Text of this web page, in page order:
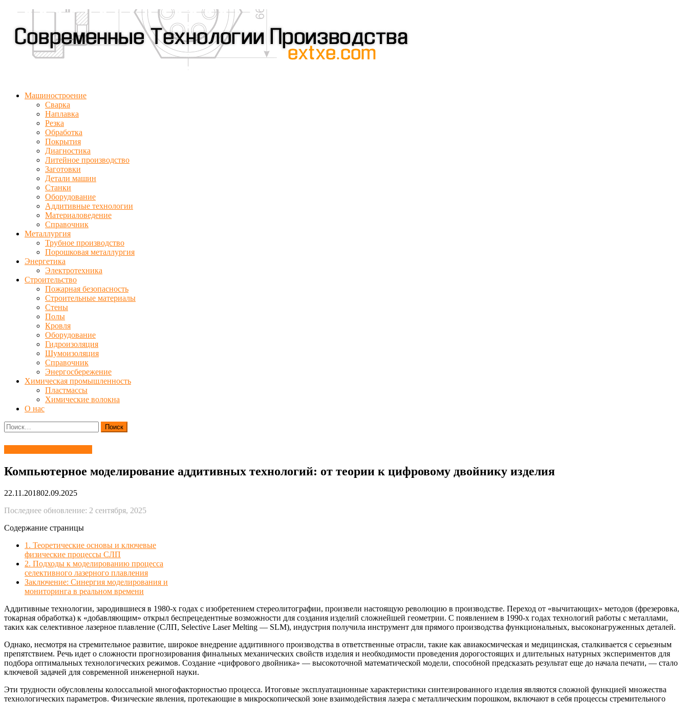
Машиностроение
Сварка
Наплавка
Резка
Обработка
Покрытия
Диагностика
Литейное производство
Заготовки
Детали машин
Станки
Оборудование
Аддитивные технологии
Материаловедение
Справочник
Металлургия
Трубное производство
Порошковая металлургия
Энергетика
Электротехника
Строительство
Пожарная безопасность
Строительные материалы
Стены
Полы
Кровля
Оборудование
Гидроизоляция
Шумоизоляция
Справочник
Энергосбережение
Химическая промышленность
Пластмассы
Химические волокна
О нас
Найти:
Компьютерное моделирование аддитивных технологий: от теории к цифровому двойнику изделия
22.11.201802.09.2025
Последнее обновление: 2 сентября, 2025
Содержание страницы
1. Теоретические основы и ключевые
физические процессы СЛП
2. Подходы к моделированию процесса
селективного лазерного плавления
Заключение: Синергия моделирования и
мониторинга в реальном времени
Аддитивные технологии, зародившиеся в 1980-х годах с изобретением стереолитографии, произвели настоящую революцию в производстве. Переход от «вычитающих» методов (фрезеровка,
токарная обработка) к «добавляющим» открыл беспрецедентные возможности для создания изделий сложнейшей геометрии. С появлением в 1990-х годах технологий работы с металлами,
таких как селективное лазерное плавление (СЛП, Selective Laser Melting — SLM), индустрия получила инструмент для прямого производства функциональных, высоконагруженных деталей.
Однако, несмотря на стремительное развитие, широкое внедрение аддитивного производства в ответственные отрасли, такие как авиакосмическая и медицинская, сталкивается с серьезным
препятствием. Речь идет о сложности прогнозирования финальных механических свойств изделия и необходимости проведения дорогостоящих и длительных натурных экспериментов для
подбора оптимальных технологических режимов. Создание «цифрового двойника» — высокоточной математической модели, способной предсказать результат еще до начала печати, — стало
ключевой задачей для современной инженерной науки.
Эти трудности обусловлены колоссальной многофакторностью процесса. Итоговые эксплуатационные характеристики синтезированного изделия являются сложной функцией множества
технологических параметров. Физические явления, протекающие в микроскопической зоне взаимодействия лазера с металлическим порошком, включают в себя процессы стремительного